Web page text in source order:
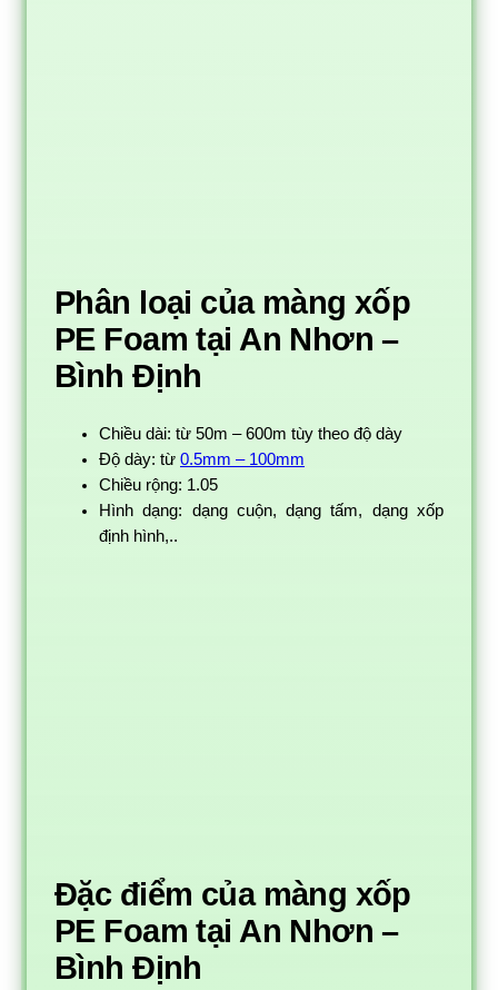
Phân loại của màng xốp
PE Foam tại An Nhơn –
Bình Định
Chiều dài: từ 50m – 600m tùy theo độ dày
Độ dày: từ 0.5mm – 100mm
Chiều rộng: 1.05
Hình dạng: dạng cuộn, dạng tấm, dạng xốp
định hình,..
Đặc điểm của màng xốp
PE Foam tại An Nhơn –
Bình Định